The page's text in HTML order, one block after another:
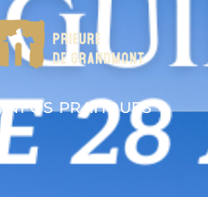
INFOS PRATIQUES